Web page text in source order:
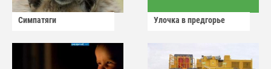
Симпатяги Улочка в предгорье